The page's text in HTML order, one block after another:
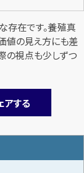
存在です。養殖真
値の見え方にも差
の視点も少しずつ
アする